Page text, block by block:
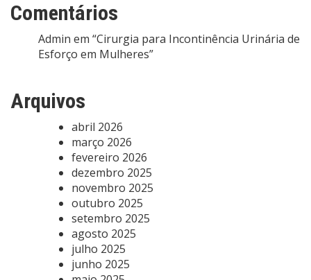
Comentários
Admin em “Cirurgia para Incontinência Urinária de
Esforço em Mulheres”
Arquivos
abril 2026
março 2026
fevereiro 2026
dezembro 2025
novembro 2025
outubro 2025
setembro 2025
agosto 2025
julho 2025
junho 2025